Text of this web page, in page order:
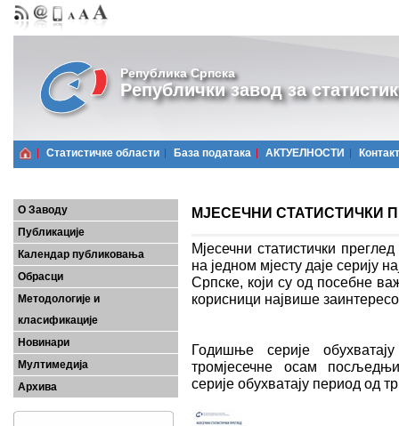
Република Српска
Републички завод за
Статистичке области Базa података АКТУЕЛНОСТИ Контакт
О Заводу
Публикације
Календар публиковања
Обрасци
Методологије и
класификације
Новинари
Мултимедија
Архива
МЈЕСЕЧНИ СТАТИСТИЧКИ
Мјесечни статистички
на једном мјесту даје серију
Српске, који су од посебне
корисници највише
Годишње серије
тромјесечне осам
серије обухватају период од